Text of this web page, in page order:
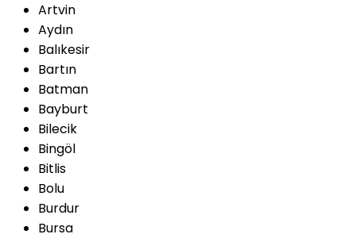
Artvin
Aydın
Balıkesir
Bartın
Batman
Bayburt
Bilecik
Bingöl
Bitlis
Bolu
Burdur
Bursa